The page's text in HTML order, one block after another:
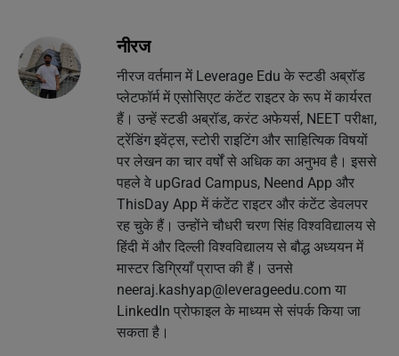
नीरज
नीरज वर्तमान में Leverage Edu के स्टडी अब्रॉड
प्लेटफॉर्म में एसोसिएट कंटेंट राइटर के रूप में कार्यरत
हैं। उन्हें स्टडी अब्रॉड, करंट अफेयर्स, NEET परीक्षा,
ट्रेंडिंग इवेंट्स, स्टोरी राइटिंग और साहित्यिक विषयों
पर लेखन का चार वर्षों से अधिक का अनुभव है। इससे
पहले वे upGrad Campus, Neend App और
ThisDay App में कंटेंट राइटर और कंटेंट डेवलपर
रह चुके हैं। उन्होंने चौधरी चरण सिंह विश्वविद्यालय से
हिंदी में और दिल्ली विश्वविद्यालय से बौद्ध अध्ययन में
मास्टर डिग्रियाँ प्राप्त की हैं। उनसे
neeraj.kashyap@leverageedu.com या
LinkedIn प्रोफाइल के माध्यम से संपर्क किया जा
सकता है।